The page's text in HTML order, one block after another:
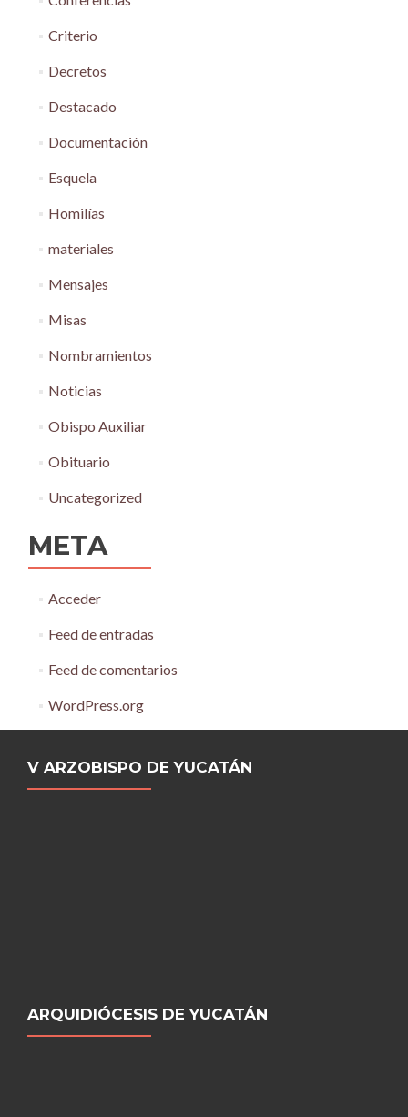
Criterio
Decretos
Destacado
Documentación
Esquela
Homilías
materiales
Mensajes
Misas
Nombramientos
Noticias
Obispo Auxiliar
Obituario
Uncategorized
META
Acceder
Feed de entradas
Feed de comentarios
WordPress.org
V ARZOBISPO DE YUCATÁN
ARQUIDIÓCESIS DE YUCATÁN